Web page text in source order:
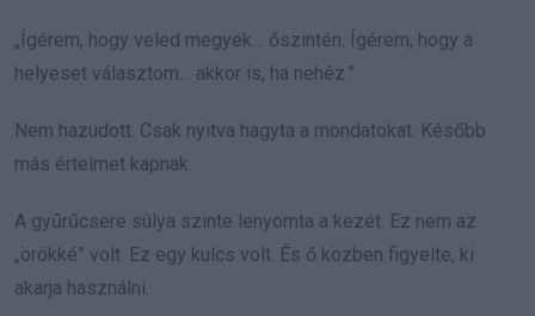
„Ígérem, hogy veled megyek… őszintén. Ígérem, hogy a
helyeset választom… akkor is, ha nehéz.”
Nem hazudott. Csak nyitva hagyta a mondatokat. Később
más értelmet kapnak.
A gyűrűcsere súlya szinte lenyomta a kezét. Ez nem az
„örökké” volt. Ez egy kulcs volt. És ő közben figyelte, ki
akarja használni.